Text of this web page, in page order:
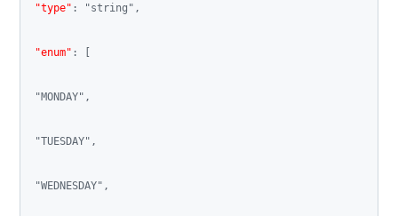
"type" : "string" ,
"enum" : [
"MONDAY" ,
"TUESDAY" ,
"WEDNESDAY" ,